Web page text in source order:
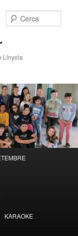
Linyola
KARAOKE